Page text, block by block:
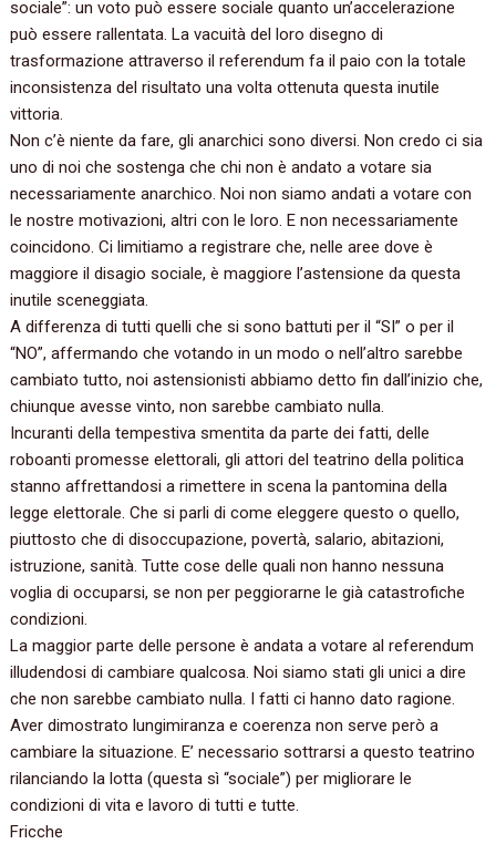
sociale‭”‬:‭ ‬un voto può essere sociale quanto un’accelerazione
può essere rallentata.‭ ‬La vacuità del loro disegno di
trasformazione attraverso il referendum fa il paio con la totale
inconsistenza del risultato una volta ottenuta questa inutile
vittoria.
Non c’è niente da fare,‭ ‬gli anarchici sono diversi.‭ ‬Non credo ci sia
uno di noi che sostenga che chi non è andato a votare sia
necessariamente anarchico.‭ ‬Noi non siamo andati a votare con
le nostre motivazioni,‭ ‬altri con le loro.‭ ‬E non necessariamente
coincidono.‭ ‬Ci limitiamo a registrare che,‭ ‬nelle aree dove è
maggiore il disagio sociale,‭ ‬è maggiore l’astensione da questa
inutile sceneggiata.‭
A differenza di tutti quelli che si sono battuti per il‭ “‬SI‭” ‬o per il‭
“‬NO‭”‬,‭ ‬affermando che votando in un modo o nell’altro sarebbe
cambiato tutto,‭ ‬noi astensionisti abbiamo detto fin dall’inizio che,‭
‬chiunque avesse vinto,‭ ‬non sarebbe cambiato nulla.
Incuranti della tempestiva smentita da parte dei fatti,‭ ‬delle
roboanti promesse elettorali,‭ ‬gli attori del teatrino della politica
stanno affrettandosi a rimettere in scena la pantomina della
legge elettorale.‭ ‬Che si parli di come eleggere questo o quello,‭
‬piuttosto che di disoccupazione,‭ ‬povertà,‭ ‬salario,‭ ‬abitazioni,‭
‬istruzione,‭ ‬sanità.‭ ‬Tutte cose delle quali non hanno nessuna
voglia di occuparsi,‭ ‬se non per peggiorarne le già catastrofiche
condizioni.‭
La maggior parte delle persone è andata a votare al referendum
illudendosi di cambiare qualcosa.‭ ‬Noi siamo stati gli unici a dire
che non sarebbe cambiato nulla.‭ ‬I fatti ci hanno dato ragione.‭
‬Aver dimostrato lungimiranza e coerenza non serve però a
cambiare la situazione.‭ ‬E‭’ ‬necessario sottrarsi a questo teatrino‭
‬rilanciando la lotta‭ (‬questa sì‭ “‬sociale‭”) ‬per migliorare le
condizioni di vita e lavoro di tutti e tutte.
Fricche